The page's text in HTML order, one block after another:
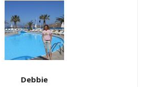
Debbie